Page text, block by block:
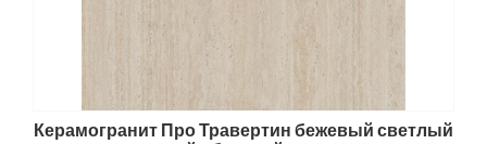
Керамогранит Про Травертин бежевый светлый